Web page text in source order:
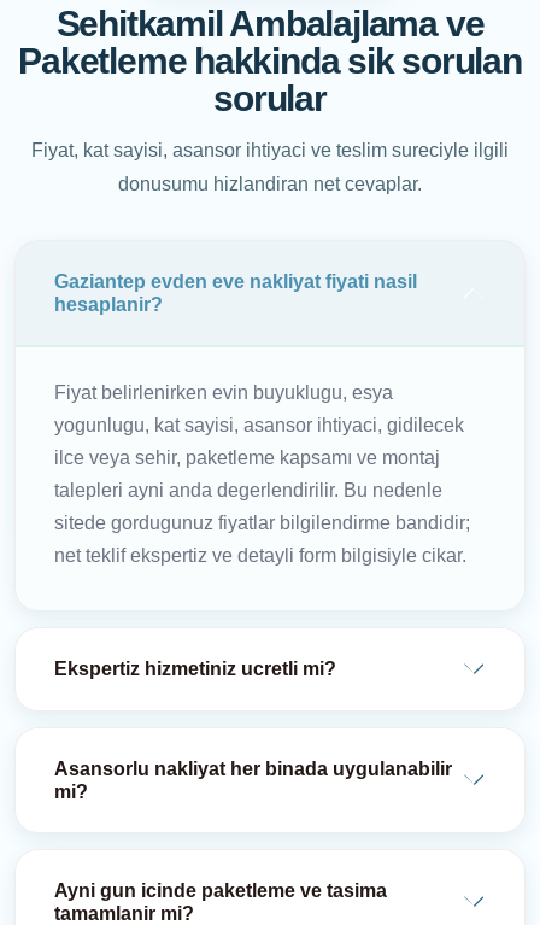
Sehitkamil Ambalajlama ve
Paketleme hakkinda sik sorulan
sorular
Fiyat, kat sayisi, asansor ihtiyaci ve teslim sureciyle ilgili
donusumu hizlandiran net cevaplar.
Gaziantep evden eve nakliyat fiyati nasil
hesaplanir?
Fiyat belirlenirken evin buyuklugu, esya
yogunlugu, kat sayisi, asansor ihtiyaci, gidilecek
ilce veya sehir, paketleme kapsamı ve montaj
talepleri ayni anda degerlendirilir. Bu nedenle
sitede gordugunuz fiyatlar bilgilendirme bandidir;
net teklif ekspertiz ve detayli form bilgisiyle cikar.
Ekspertiz hizmetiniz ucretli mi?
Asansorlu nakliyat her binada uygulanabilir
mi?
Ayni gun icinde paketleme ve tasima
tamamlanir mi?